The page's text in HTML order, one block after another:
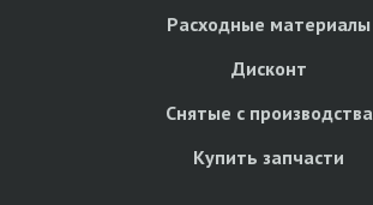
Расходные материалы
Дисконт
Снятые с производства
Купить запчасти